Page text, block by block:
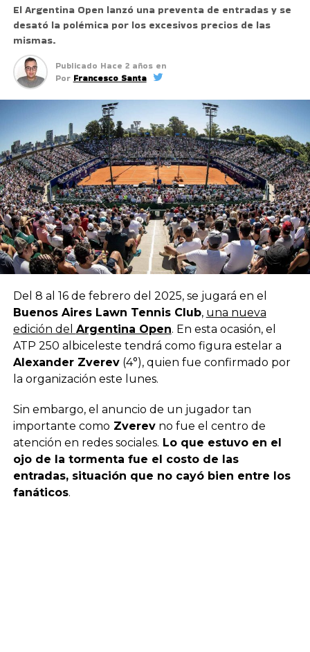
El Argentina Open lanzó una preventa de entradas y se
desató la polémica por los excesivos precios de las
mismas.
Publicado Hace 2 años en
Por Francesco Santa
Del 8 al 16 de febrero del 2025, se jugará en el
Buenos Aires Lawn Tennis Club, una nueva
edición del Argentina Open. En esta ocasión, el
ATP 250 albiceleste tendrá como figura estelar a
Alexander Zverev(4°), quien fue confirmado por
la organización este lunes.
Sin embargo, el anuncio de un jugador tan
importante como Zverevno fue el centro de
atención en redes sociales. Lo que estuvo en el
ojo de la tormenta fue el costo de las
entradas, situación que no cayó bien entre los
fanáticos.